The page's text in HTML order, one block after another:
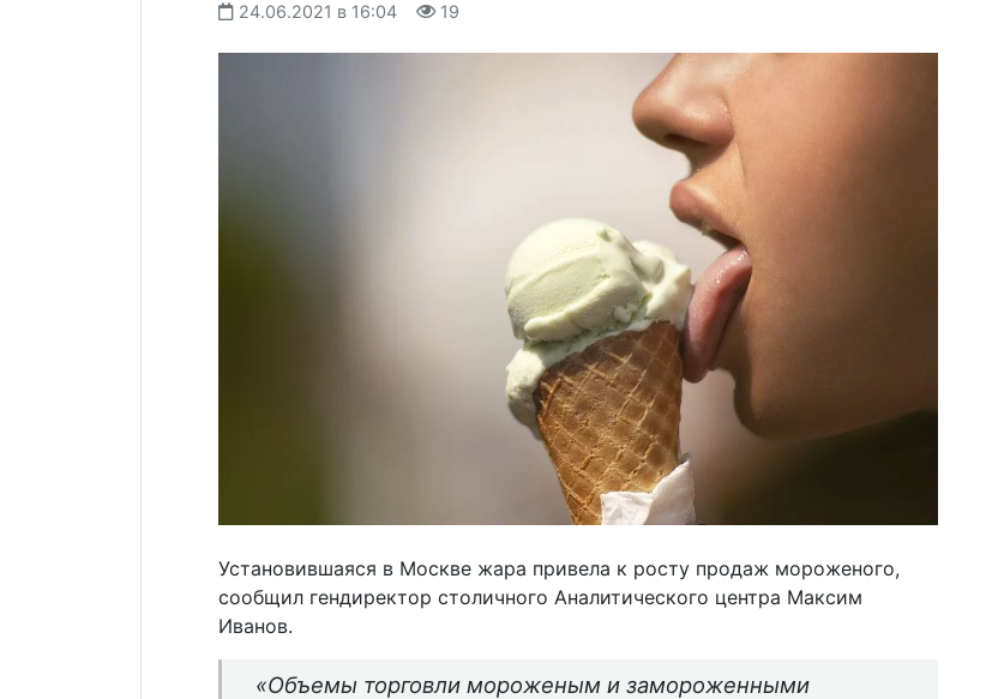
24.06.2021 в 16:04 19
Установившаяся в Москве жара привела к росту продаж мороженого,
сообщил гендиректор столичного Аналитического центра Максим
Иванов.
«Объемы торговли мороженым и замороженными